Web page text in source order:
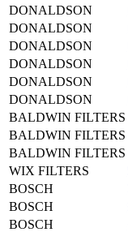
DONALDSON
DONALDSON
DONALDSON
DONALDSON
DONALDSON
DONALDSON
BALDWIN FILTERS
BALDWIN FILTERS
BALDWIN FILTERS
WIX FILTERS
BOSCH
BOSCH
BOSCH